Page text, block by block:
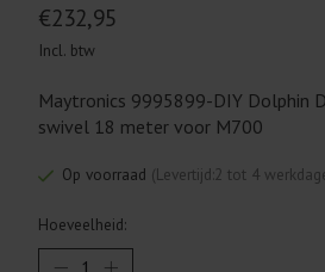
€232,95
Incl. btw
Maytronics 9995899-DIY Dolphin
swivel 18 meter voor M700
Op voorraad (Levertijd:2 tot 4
Hoeveelheid: